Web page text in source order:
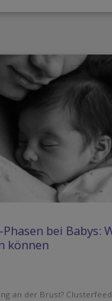
bei Babys:
können
an der Brust?